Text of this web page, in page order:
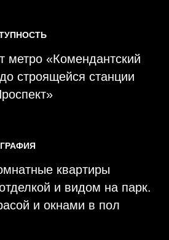
метро «Комендантский
строящейся станции
квартиры
и видом на парк.
и окнами в пол